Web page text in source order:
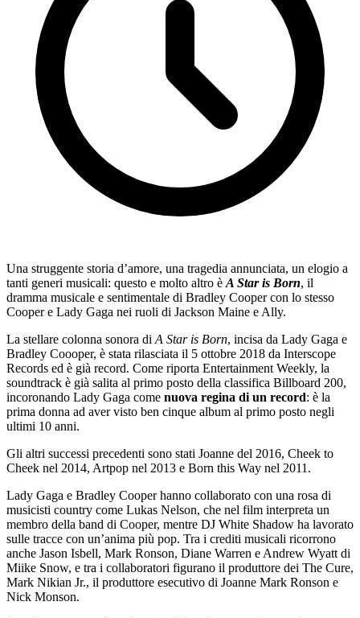
Una struggente storia d’amore, una tragedia annunciata, un elogio a
tanti generi musicali: questo e molto altro è A Star is Born, il
dramma musicale e sentimentale di Bradley Cooper con lo stesso
Cooper e Lady Gaga nei ruoli di Jackson Maine e Ally.
La stellare colonna sonora di A Star is Born, incisa da Lady Gaga e
Bradley Coooper, è stata rilasciata il 5 ottobre 2018 da Interscope
Records ed è già record. Come riporta Entertainment Weekly, la
soundtrack è già salita al primo posto della classifica Billboard 200,
incoronando Lady Gaga come nuova regina di un record: è la
prima donna ad aver visto ben cinque album al primo posto negli
ultimi 10 anni.
Gli altri successi precedenti sono stati Joanne del 2016, Cheek to
Cheek nel 2014, Artpop nel 2013 e Born this Way nel 2011.
Lady Gaga e Bradley Cooper hanno collaborato con una rosa di
musicisti country come Lukas Nelson, che nel film interpreta un
membro della band di Cooper, mentre DJ White Shadow ha lavorato
sulle tracce con un’anima più pop. Tra i crediti musicali ricorrono
anche Jason Isbell, Mark Ronson, Diane Warren e Andrew Wyatt di
Miike Snow, e tra i collaboratori figurano il produttore dei The Cure,
Mark Nikian Jr., il produttore esecutivo di Joanne Mark Ronson e
Nick Monson.